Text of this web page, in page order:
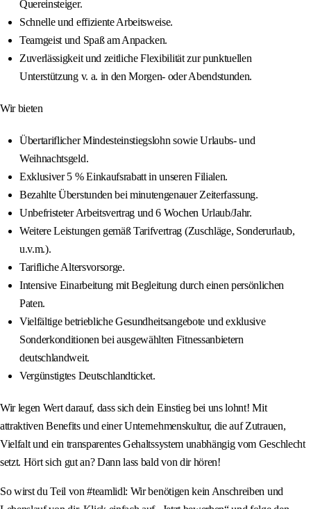
Quereinsteiger.
Schnelle und effiziente Arbeitsweise.
Teamgeist und Spaß am Anpacken.
Zuverlässigkeit und zeitliche Flexibilität zur punktuellen
Unterstützung v. a. in den Morgen- oder Abendstunden.
Wir bieten
Übertariflicher Mindesteinstiegslohn sowie Urlaubs- und
Weihnachtsgeld.
Exklusiver 5 % Einkaufsrabatt in unseren Filialen.
Bezahlte Überstunden bei minutengenauer Zeiterfassung.
Unbefristeter Arbeitsvertrag und 6 Wochen Urlaub/Jahr.
Weitere Leistungen gemäß Tarifvertrag (Zuschläge, Sonderurlaub,
u.v.m.).
Tarifliche Altersvorsorge.
Intensive Einarbeitung mit Begleitung durch einen persönlichen
Paten.
Vielfältige betriebliche Gesundheitsangebote und exklusive
Sonderkonditionen bei ausgewählten Fitnessanbietern
deutschlandweit.
Vergünstigtes Deutschlandticket.
Wir legen Wert darauf, dass sich dein Einstieg bei uns lohnt! Mit
attraktiven Benefits und einer Unternehmenskultur, die auf Zutrauen,
Vielfalt und ein transparentes Gehaltssystem unabhängig vom Geschlecht
setzt. Hört sich gut an? Dann lass bald von dir hören!
So wirst du Teil von #teamlidl: Wir benötigen kein Anschreiben und